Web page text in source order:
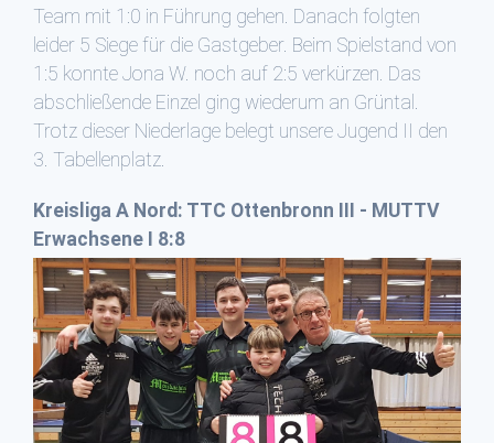
Team mit 1:0 in Führung gehen. Danach folgten
leider 5 Siege für die Gastgeber. Beim Spielstand von
1:5 konnte Jona W. noch auf 2:5 verkürzen. Das
abschließende Einzel ging wiederum an Grüntal.
Trotz dieser Niederlage belegt unsere Jugend II den
3. Tabellenplatz.
Kreisliga A Nord: TTC Ottenbronn III - MUTTV
Erwachsene I 8:8